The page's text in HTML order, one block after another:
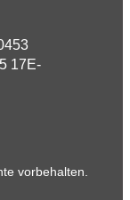
17E-
vorbehalten.